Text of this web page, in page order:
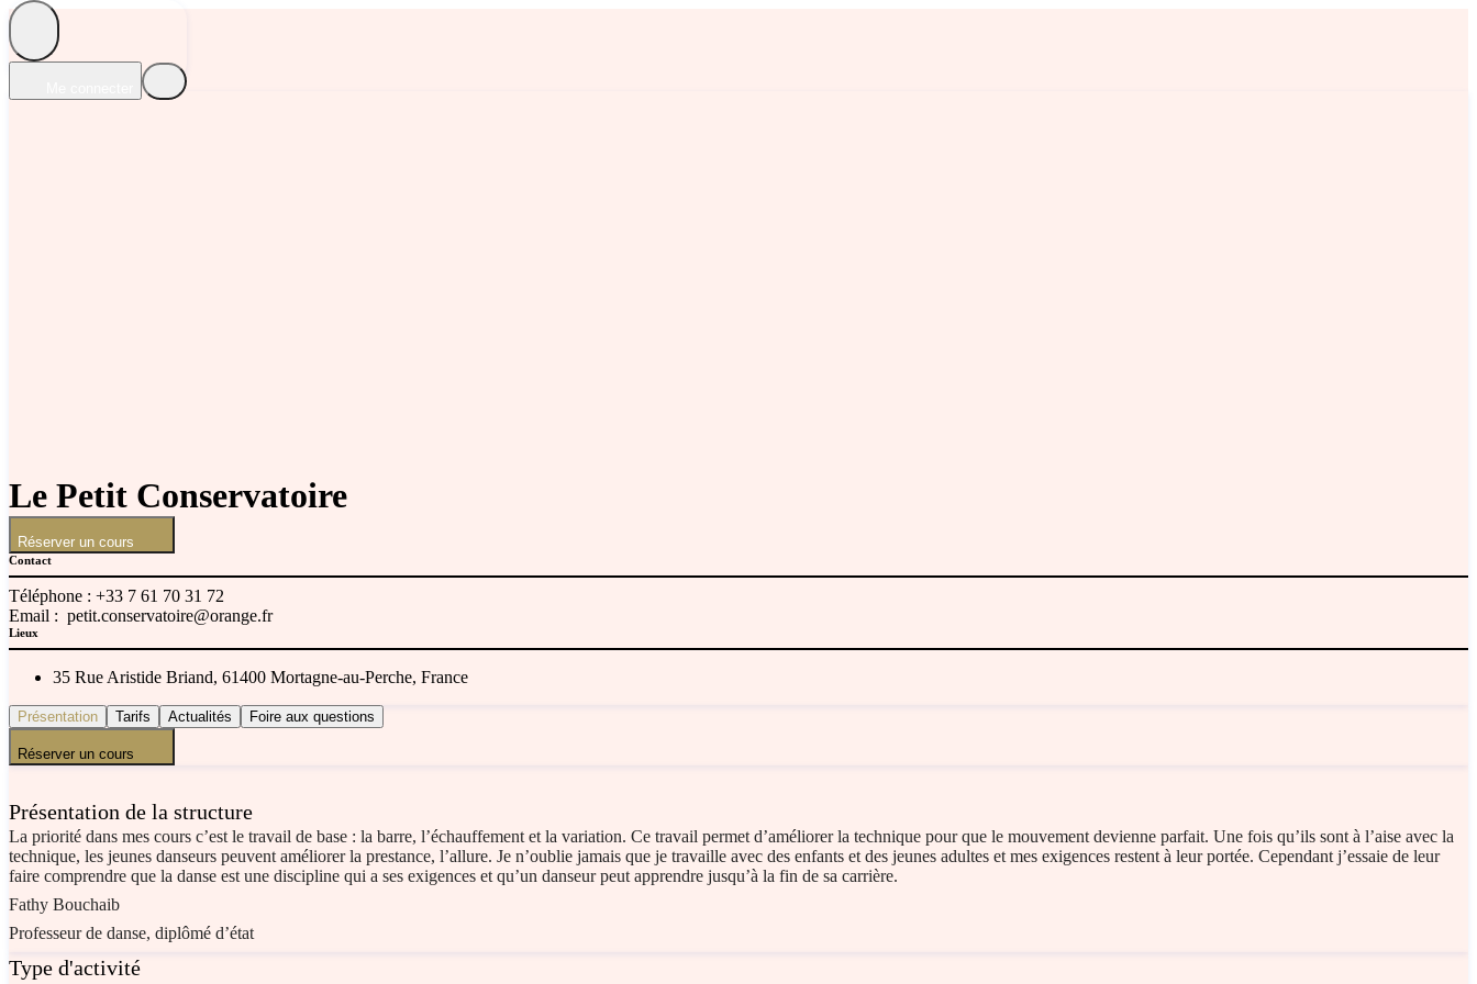
Le Petit Conservatoire
Réserver un cours
Contact
Téléphone : +33 7 61 70 31 72
Email : petit.conservatoire@orange.fr
Lieux
35 Rue Aristide Briand, 61400 Mortagne-au-Perche, France
Présentation Tarifs Actualités Foire aux questions
Réserver un cours
Présentation de la structure
La priorité dans mes cours c’est le travail de base : la barre, l’échauffement et la variation. Ce travail permet d’améliorer la technique pour que le mouvement devienne parfait. Une fois qu’ils sont à l’aise avec la
technique, les jeunes danseurs peuvent améliorer la prestance, l’allure. Je n’oublie jamais que je travaille avec des enfants et des jeunes adultes et mes exigences restent à leur portée. Cependant j’essaie de leur
faire comprendre que la danse est une discipline qui a ses exigences et qu’un danseur peut apprendre jusqu’à la fin de sa carrière.
Fathy Bouchaib
Professeur de danse, diplômé d’état
Type d'activité